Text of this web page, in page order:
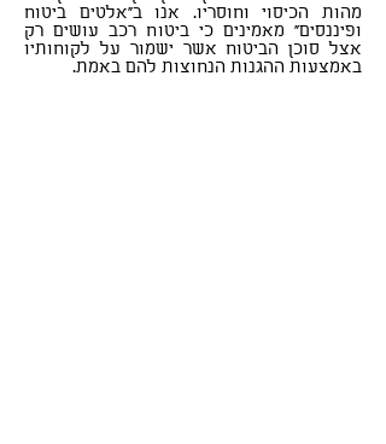
מהות הכיסוי וחוסריו. אנו ב"אלטים ביטוח
ופיננסים" מאמינים כי ביטוח רכב עושים רק
אצל סוכן הביטוח אשר ישמור על לקוחותיו
באמצעות ההגנות הנחוצות להם באמת.